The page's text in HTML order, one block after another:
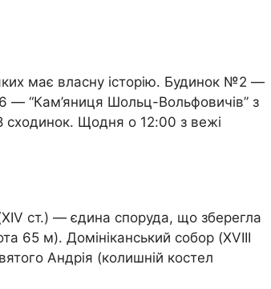
має власну історію. Будинок №2 —
— “Кам’яниця Шольц-Вольфовичів” з
Щодня о 12:00 з вежі
ст.) — єдина споруда, що зберегла
65 м). Домініканський собор (XVIII
Андрія (колишній костел